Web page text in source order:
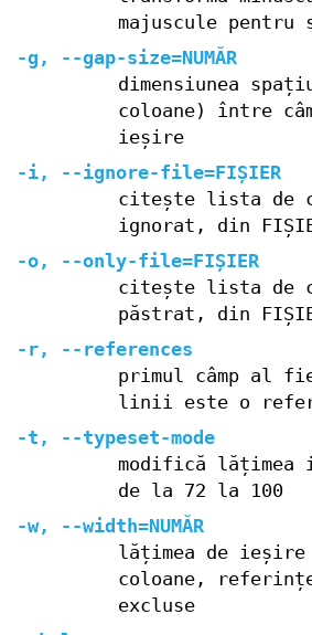
majuscule pentru
-g, --gap-size=NUMĂR
dimensiunea
coloane) între
ieșire
-i, --ignore-file=FIȘIER
citește lista de
ignorat, din
-o, --only-file=FIȘIER
citește lista de
păstrat, din
-r, --references
primul câmp al
linii este o
-t, --typeset-mode
modifică lățimea
de la 72 la 100
-w, --width=NUMĂR
lățimea de
coloane,
excluse